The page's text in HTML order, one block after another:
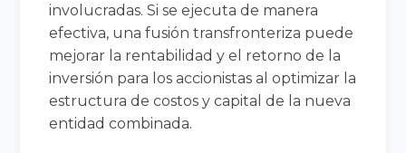
involucradas. Si se ejecuta de manera
efectiva, una fusión transfronteriza puede
mejorar la rentabilidad y el retorno de la
inversión para los accionistas al optimizar la
estructura de costos y capital de la nueva
entidad combinada.